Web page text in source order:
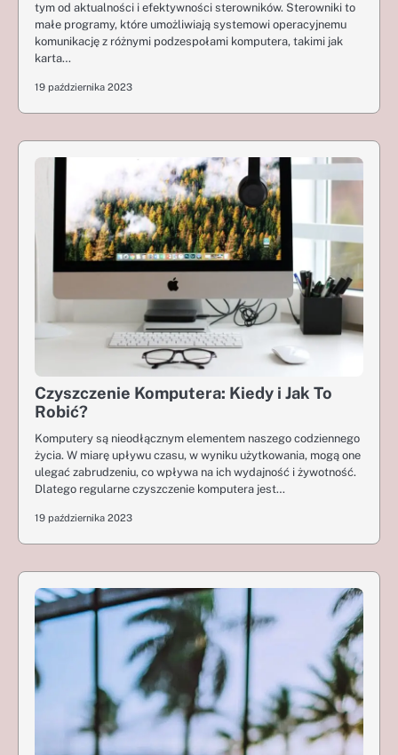
tym od aktualności i efektywności sterowników. Sterowniki to
małe programy, które umożliwiają systemowi operacyjnemu
komunikację z różnymi podzespołami komputera, takimi jak
karta…
19 października 2023
Czyszczenie Komputera: Kiedy i Jak To
Robić?
Komputery są nieodłącznym elementem naszego codziennego
życia. W miarę upływu czasu, w wyniku użytkowania, mogą one
ulegać zabrudzeniu, co wpływa na ich wydajność i żywotność.
Dlatego regularne czyszczenie komputera jest…
19 października 2023